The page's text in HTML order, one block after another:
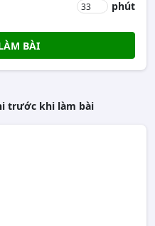
phút
BÀI
trước khi làm bài